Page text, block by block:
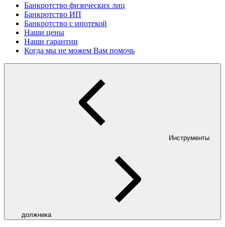
Банкротство физических лиц
Банкротство ИП
Банкротство с ипотекой
Наши цены
Наши гарантии
Когда мы не можем Вам помочь
Инструменты
должника